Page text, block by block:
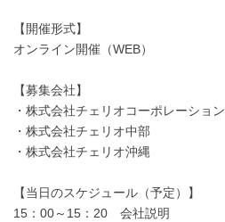
【開催形式】
オンライン開催（WEB）
【募集会社】
・株式会社チェリオコーポレーション
・株式会社チェリオ中部
・株式会社チェリオ沖縄
【当日のスケジュール（予定）】
15：00～15：20 会社説明